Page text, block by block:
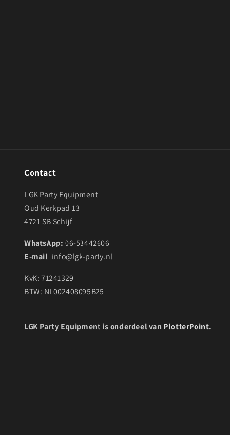
Contact
LGK Party Equipment
Oud Kerkpad 13
4721 SB Schijf
WhatsApp: 06-53442606
E-mail: info@lgk-party.nl
KvK: 71241329
BTW: NL002408095B25
LGK Party Equipment is onderdeel van PlotterPoint.